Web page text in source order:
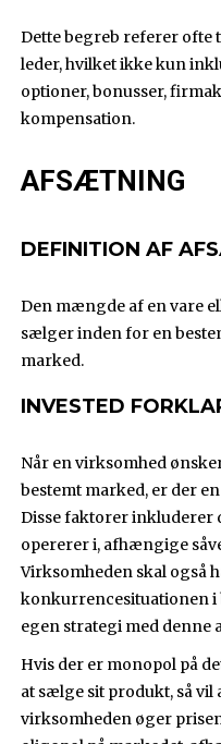
Dette begreb referer ofte
leder, hvilket ikke kun
optioner, bonusser,
kompensation.
AFSÆTNING
DEFINITION AF
Den mængde af en vare
sælger inden for en
marked.
INVESTED
Når en virksomhed
bestemt marked, er der
Disse faktorer inkluderer
opererer i, afhængige
Virksomheden skal også
konkurrencesituationen i
egen strategi med denne
Hvis der er monopol på
at sælge sit produkt, så
virksomheden øger